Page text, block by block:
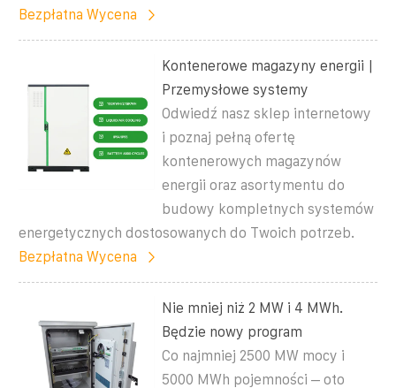
Bezpłatna Wycena
Kontenerowe magazyny energii |
Przemysłowe systemy
Odwiedź nasz sklep internetowy
i poznaj pełną ofertę
kontenerowych magazynów
energii oraz asortymentu do
budowy kompletnych systemów
energetycznych dostosowanych do Twoich potrzeb.
Bezpłatna Wycena
Nie mniej niż 2 MW i 4 MWh.
Będzie nowy program
Co najmniej 2500 MW mocy i
5000 MWh pojemności – oto